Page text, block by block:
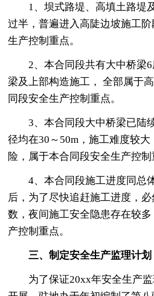
1、坝式路堤、高填土路堤
过半，普遍进入高陡边坡施工
生产控制重点。
2、本合同段共有大中桥梁
梁及上部构造施工， 全部属于
同段安全生产控制重点。
3、本合同段大中桥梁已陆
径均在30～50m，施工难度较
险，属于本合同段安全生产控制
4、本合同段施工进度同总
后，为了尽快追赶施工进度，
数，夜间施工安全隐患存在较
产控制重点。
三、制定安全生产监理计划
为了保证20xx年安全生产